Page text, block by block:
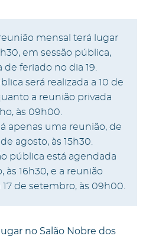
mensal terá lugar
em sessão pública,
feriado no dia 19.
será realizada a 10 de
a reunião privada
às 09h00.
á apenas uma reunião, de
agosto, às 15h30.
pública está agendada
às 16h30, e a reunião
de setembro, às 09h00.
no Salão Nobre dos